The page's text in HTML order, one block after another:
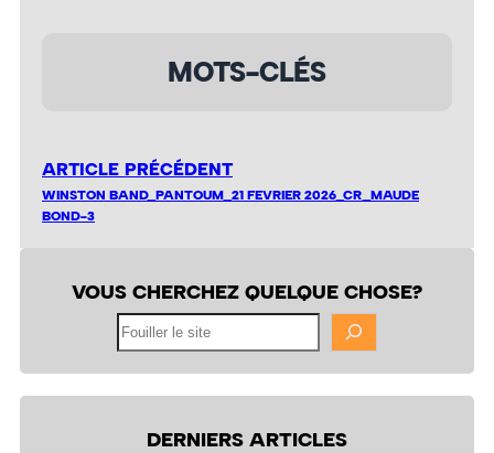
MOTS-CLÉS
ARTICLE PRÉCÉDENT
WINSTON BAND_PANTOUM_21 FEVRIER 2026_CR_MAUDE
BOND-3
VOUS CHERCHEZ QUELQUE CHOSE?
DERNIERS ARTICLES